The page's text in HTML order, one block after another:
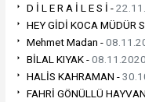
D İ L E R A İ L E S İ -
HEY GİDİ KOCA MÜDÜR
Mehmet Madan -
BİLAL KIYAK -08.11.2020
HALİS KAHRAMAN -
FAHRİ GÖNÜLLÜ